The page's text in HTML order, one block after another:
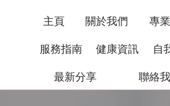
主頁 關於我們 專業
服務指南 健康資訊 自
最新分享 聯絡